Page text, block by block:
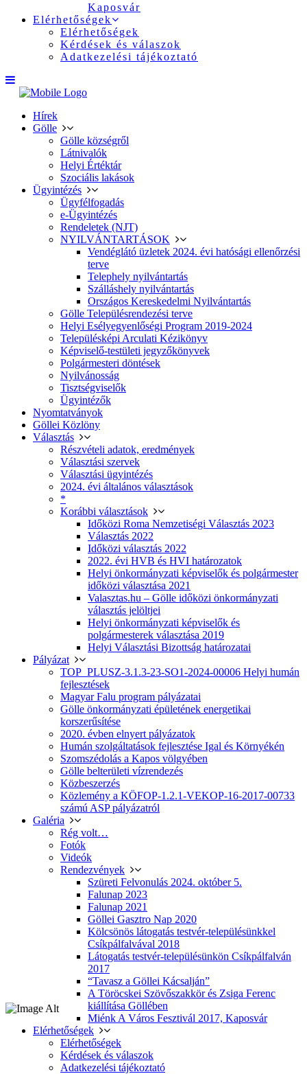
Kaposvár
Elérhetőségek
Elérhetőségek
Kérdések és válaszok
Adatkezelési tájékoztató
Hírek
Gölle
Gölle községről
Látnivalók
Helyi Értéktár
Szociális lakások
Ügyintézés
Ügyfélfogadás
e-Ügyintézés
Rendeletek (NJT)
NYILVÁNTARTÁSOK
Vendéglátó üzletek 2024. évi hatósági ellenőrzési
terve
Telephely nyilvántartás
Szálláshely nyilvántartás
Országos Kereskedelmi Nyilvántartás
Gölle Településrendezési terve
Helyi Esélyegyenlőségi Program 2019-2024
Településképi Arculati Kézikönyv
Képviselő-testületi jegyzőkönyvek
Polgármesteri döntések
Nyilvánosság
Tisztségviselők
Ügyintézők
Nyomtatványok
Göllei Közlöny
Választás
Részvételi adatok, eredmények
Választási szervek
Választási ügyintézés
2024. évi általános választások
*
Korábbi választások
Időközi Roma Nemzetiségi Választás 2023
Választás 2022
Időközi választás 2022
2022. évi HVB és HVI határozatok
Helyi önkormányzati képviselők és polgármester
időközi választása 2021
Valasztas.hu – Gölle időközi önkormányzati
választás jelöltjei
Helyi önkormányzati képviselők és
polgármesterek választása 2019
Helyi Választási Bizottság határozatai
Pályázat
TOP_PLUSZ-3.1.3-23-SO1-2024-00006 Helyi humán
fejlesztések
Magyar Falu program pályázatai
Gölle önkormányzati épületének energetikai
korszerűsítése
2020. évben elnyert pályázatok
Humán szolgáltatások fejlesztése Igal és Környékén
Szomszédolás a Kapos völgyében
Gölle belterületi vízrendezés
Közbeszerzés
Közlemény a KÖFOP-1.2.1-VEKOP-16-2017-00733
számú ASP pályázatról
Galéria
Rég volt…
Fotók
Videók
Rendezvények
Szüreti Felvonulás 2024. október 5.
Falunap 2023
Falunap 2021
Göllei Gasztro Nap 2020
Kölcsönös látogatás testvér-településünkkel
Csíkpálfalvával 2018
Látogatás testvér-településünkön Csíkpálfalván
2017
“Tavasz a Göllei Kácsalján”
A Töröcskei Szövőszakkör és Zsiga Ferenc
kiállítása Göllében
Miénk A Város Fesztivál 2017, Kaposvár
Elérhetőségek
Elérhetőségek
Kérdések és válaszok
Adatkezelési tájékoztató